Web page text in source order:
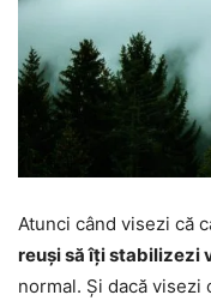
Atunci când visezi că
reuși să îți stabilizezi
normal. Și dacă visezi